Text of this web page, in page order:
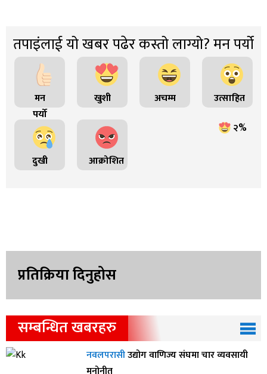
तपाइंलाई यो खबर पढेर कस्तो लाग्यो? मन पर्यो
मन
पर्यो
खुशी अचम्म उत्साहित
दुखी आक्रोशित
२%
प्रतिक्रिया दिनुहोस
सम्बन्धित खबरहरु
नवलपरासीउद्योग वाणिज्य संघमा चार व्यवसायी